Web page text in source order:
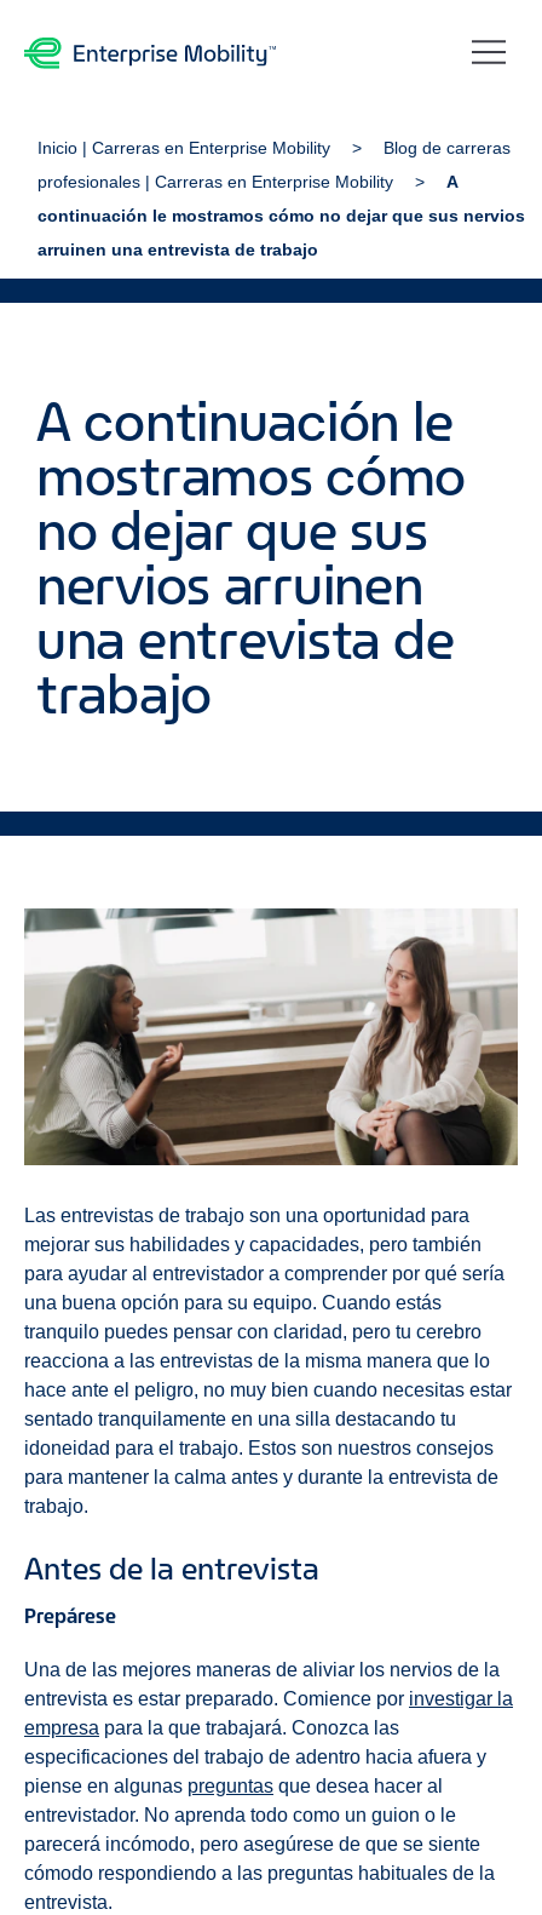
Inicio | Carreras en Enterprise Mobility
Blog de carreras
profesionales | Carreras en Enterprise Mobility
A
continuación le mostramos cómo no dejar que sus nervios
arruinen una entrevista de trabajo
A continuación le
mostramos cómo
no dejar que sus
nervios arruinen
una entrevista de
trabajo
Las entrevistas de trabajo son una oportunidad para
mejorar sus habilidades y capacidades, pero también
para ayudar al entrevistador a comprender por qué sería
una buena opción para su equipo. Cuando estás
tranquilo puedes pensar con claridad, pero tu cerebro
reacciona a las entrevistas de la misma manera que lo
hace ante el peligro, no muy bien cuando necesitas estar
sentado tranquilamente en una silla destacando tu
idoneidad para el trabajo. Estos son nuestros consejos
para mantener la calma antes y durante la entrevista de
trabajo.
Antes de la entrevista
Prepárese
Una de las mejores maneras de aliviar los nervios de la
entrevista es estar preparado. Comience por investigar la
empresa para la que trabajará. Conozca las
especificaciones del trabajo de adentro hacia afuera y
piense en algunas preguntas que desea hacer al
entrevistador. No aprenda todo como un guion o le
parecerá incómodo, pero asegúrese de que se siente
cómodo respondiendo a las preguntas habituales de la
entrevista.